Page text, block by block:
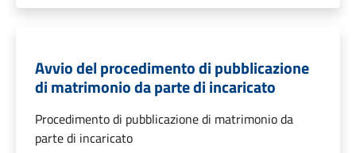
Avvio del procedimento di pubblicazione
di matrimonio da parte di incaricato
Procedimento di pubblicazione di matrimonio da
parte di incaricato